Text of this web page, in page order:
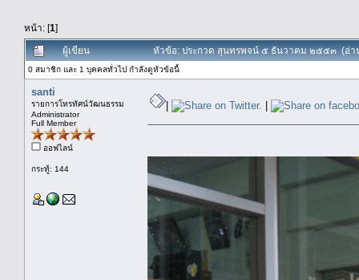
หน้า: [1]
ผู้เขียน หัวข้อ: ประกวด สุนทรพจน์ ๕ ธันวาคม ๒๕๕๓ (อ่า
0 สมาชิก และ 1 บุคคลทั่วไป กำลังดูหัวข้อนี้
santi
รายการโทรทัศน์วัฒนธรรม
Administrator
Full Member
ออฟไลน์
กระทู้: 144
| |